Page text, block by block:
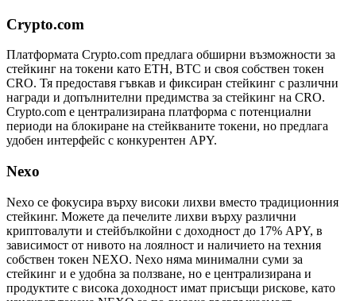
Crypto.com
Платформата Crypto.com предлага обширни възможности за
стейкинг на токени като ETH, BTC и своя собствен токен
CRO. Тя предоставя гъвкав и фиксиран стейкинг с различни
награди и допълнителни предимства за стейкинг на CRO.
Crypto.com е централизирана платформа с потенциални
периоди на блокиране на стейкваните токени, но предлага
удобен интерфейс с конкурентен APY.
Nexo
Nexo се фокусира върху високи лихви вместо традиционния
стейкинг. Можете да печелите лихви върху различни
криптовалути и стейбълкойни с доходност до 17% APY, в
зависимост от нивото на лоялност и наличието на техния
собствен токен NEXO. Nexo няма минимални суми за
стейкинг и е удобна за ползване, но е централизирана и
продуктите с висока доходност имат присъщи рискове, като